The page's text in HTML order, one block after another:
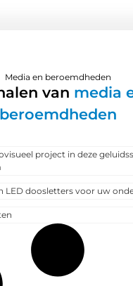
Media en beroemdheden
van media
beroemdheden
project in deze
LED doosletters voor uw